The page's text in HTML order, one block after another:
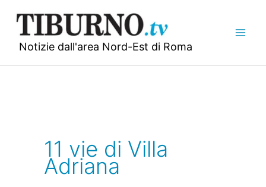
contenuto
Notizie dall'area Nord-Est di Roma
11 vie di Villa
Adriana